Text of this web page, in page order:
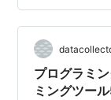
は重要です。
プログラミ
ミングツール